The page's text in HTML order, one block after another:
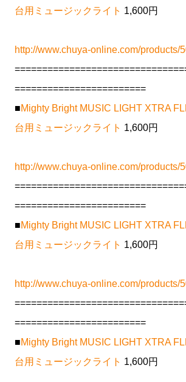
台用ミュージックライト 1,600円
http://www.chuya-online.com/products/
========================
■Mighty Bright MUSIC LIGHT XTRA
台用ミュージックライト 1,600円
http://www.chuya-online.com/products/
========================
■Mighty Bright MUSIC LIGHT XTRA
台用ミュージックライト 1,600円
http://www.chuya-online.com/products/
========================
■Mighty Bright MUSIC LIGHT XTRA
台用ミュージックライト 1,600円